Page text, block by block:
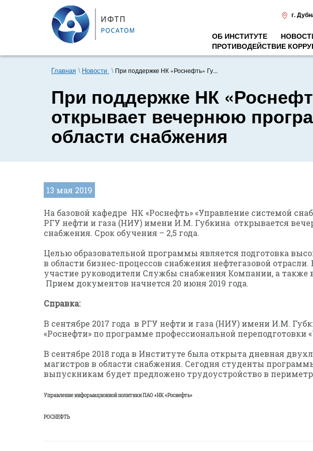
г.
ОБ ИНСТИТУТЕ
ПРОТИВОДЕЙСТВИЕ
Главная Новости При поддержке НК «Роснефть» Гу...
При поддержке НК
открывает вечернюю
области снабжения
13 мая 2019
На базовой кафедре НК «Роснефть» «Управление системой
РГУ нефти и газа (НИУ) имени И.М. Губкина открывается
снабжения. Срок обучения – 2,5 года.
Целью образовательной программы является подготовка
в области бизнес-процессов снабжения нефтегазовой
участие руководители Службы снабжения Компании, а также
Прием документов начнется 20 июня 2019 года.
Справка:
В сентябре 2017 года в РГУ нефти и газа (НИУ) имени И.М.
«Роснефти» по программе профессиональной переподготовки
В сентябре 2018 года в Институте была открыта дневная
магистров в области снабжения. Сегодня студенты
выпускникам будет предложено трудоустройство в
Управление информационной политики ПАО «НК «Роснефть»
РОСНЕФТЬ